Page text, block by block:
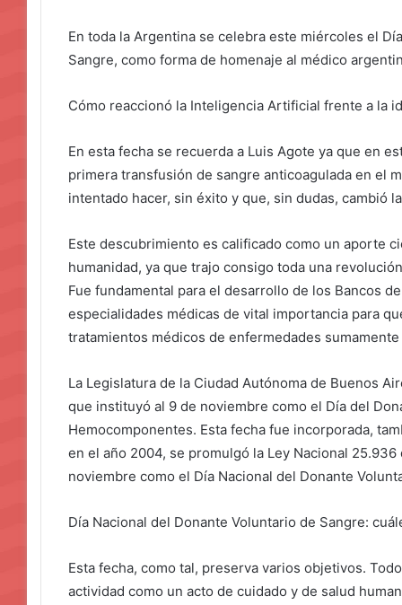
En toda la Argentina se celebra este miércoles el
Sangre, como forma de homenaje al médico
Cómo reaccionó la Inteligencia Artificial frente a la
En esta fecha se recuerda a Luis Agote ya que en
primera transfusión de sangre anticoagulada en el
intentado hacer, sin éxito y que, sin dudas, cambió
Este descubrimiento es calificado como un aporte
humanidad, ya que trajo consigo toda una
Fue fundamental para el desarrollo de los Bancos
especialidades médicas de vital importancia para
tratamientos médicos de enfermedades
La Legislatura de la Ciudad Autónoma de Buenos
que instituyó al 9 de noviembre como el Día del
Hemocomponentes. Esta fecha fue incorporada,
en el año 2004, se promulgó la Ley Nacional
noviembre como el Día Nacional del Donante
Día Nacional del Donante Voluntario de Sangre:
Esta fecha, como tal, preserva varios objetivos.
actividad como un acto de cuidado y de salud